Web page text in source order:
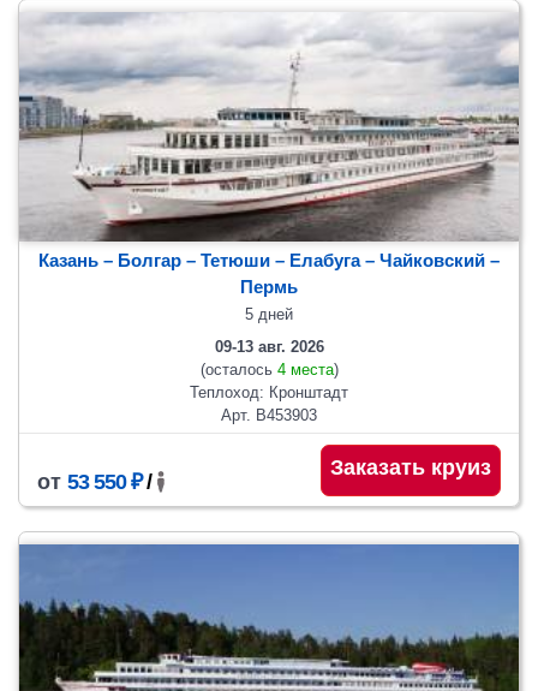
Казань – Болгар – Тетюши – Елабуга – Чайковский –
Пермь
5 дней
09-13 авг. 2026
(осталось 4 места)
Теплоход: Кронштадт
Арт. В453903
от 53 550 ₽/
Заказать круиз